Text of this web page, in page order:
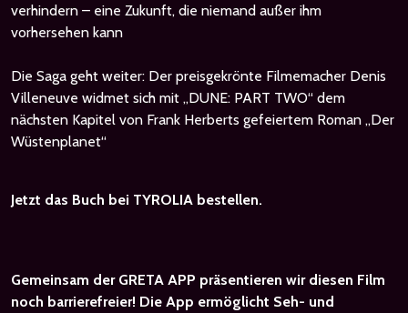
verhindern – eine Zukunft, die niemand außer ihm
vorhersehen kann
Die Saga geht weiter: Der preisgekrönte Filmemacher Denis
Villeneuve widmet sich mit „DUNE: PART TWO“ dem
nächsten Kapitel von Frank Herberts gefeiertem Roman „Der
Wüstenplanet“
Jetzt das Buch bei TYROLIA bestellen.
Gemeinsam der GRETA APP präsentieren wir diesen Film
noch barrierefreier! Die App ermöglicht Seh- und